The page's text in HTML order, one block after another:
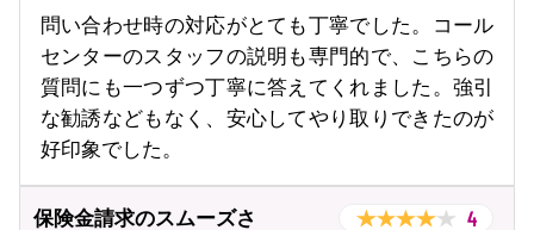
問い合わせ時の対応がとても丁寧でした。コール
センターのスタッフの説明も専門的で、こちらの
質問にも一つずつ丁寧に答えてくれました。強引
な勧誘などもなく、安心してやり取りできたのが
好印象でした。
保険金請求のスムーズさ 4